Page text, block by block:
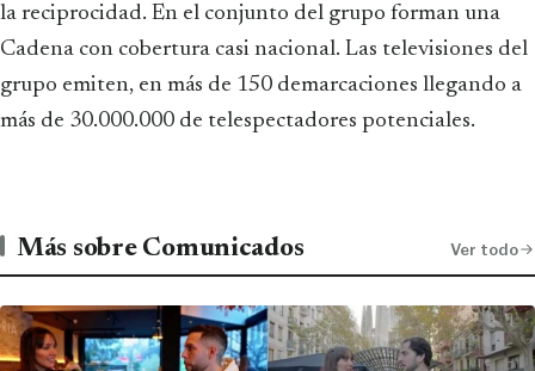
la reciprocidad. En el conjunto del grupo forman una
Cadena con cobertura casi nacional. Las televisiones del
grupo emiten, en más de 150 demarcaciones llegando a
más de 30.000.000 de telespectadores potenciales.
Más sobre Comunicados Ver todo